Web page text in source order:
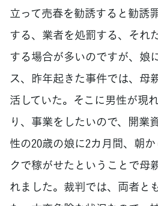
立って売春を勧誘すると勧誘
する、業者を処罰する、それ
する場合が多いのですが、娘
ス、昨年起きた事件では、母
活していた。そこに男性が現
り、事業をしたいので、開業
性の20歳の娘に2カ月間、朝
クで稼がせたということで母
れました。裁判では、両者と